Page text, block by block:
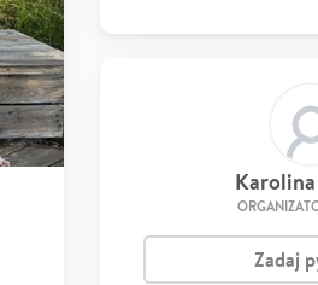
Zadaj